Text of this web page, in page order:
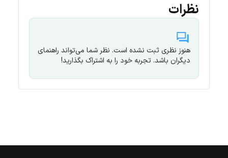
نظرات
هنوز نظری ثبت نشده است. نظر شما می‌تواند راهنمای
دیگران باشد. تجربه خود را به اشتراک بگذارید!